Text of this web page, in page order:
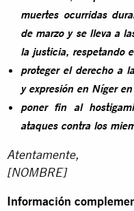
muertes ocurridas
de marzo y se lleva a
la justicia, respetando
proteger el derecho a
y expresión en Níger
poner fin al
ataques contra los
Atentamente,
[NOMBRE]
Información